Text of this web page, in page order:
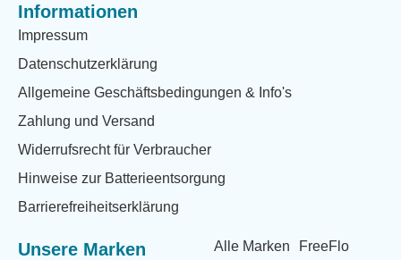
Informationen
Impressum
Datenschutzerklärung
Allgemeine Geschäftsbedingungen & Info's
Zahlung und Versand
Widerrufsrecht für Verbraucher
Hinweise zur Batterieentsorgung
Barrierefreiheitserklärung
Unsere Marken
Alle Marken
FreeFlo